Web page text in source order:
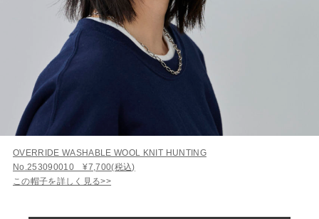
OVERRIDE WASHABLE WOOL KNIT HUNTING
No.253090010 ¥7,700(税込)
この帽子を詳しく見る>>